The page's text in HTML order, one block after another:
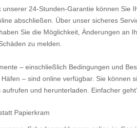
unserer 24-Stunden-Garantie können Sie
abschließen. Über unser sicheres
haben Sie die Möglichkeit, Änderungen an
zu melden.
– einschließlich Bedingungen und
– sind online verfügbar. Sie können
und herunterladen. Einfacher
Papierkram